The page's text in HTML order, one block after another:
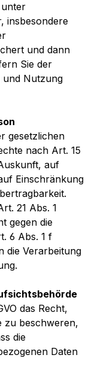
insbesondere
und dann
Sie der
und Nutzung
gesetzlichen
nach Art. 15
auf
Einschränkung
21 Abs. 1
gegen die
6 Abs. 1 f
die Verarbeitung
das Recht,
zu beschweren,
die
Daten